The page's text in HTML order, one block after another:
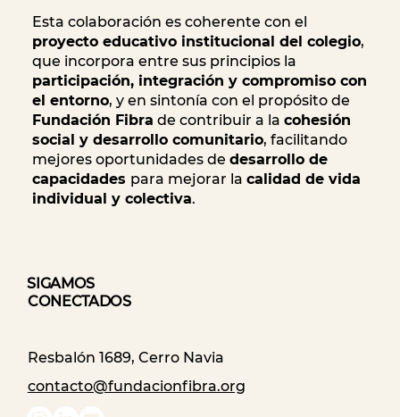
Esta colaboración es coherente con el
proyecto educativo institucional del colegio,
que incorpora entre sus principios la
participación, integración y compromiso con
el entorno, y en sintonía con el propósito de
Fundación Fibra de contribuir a la cohesión
social y desarrollo comunitario, facilitando
mejores oportunidades de desarrollo de
capacidades para mejorar la calidad de vida
individual y colectiva.
SIGAMOS
CONECTADOS
Resbalón 1689, Cerro Navia
contacto@fundacionfibra.org